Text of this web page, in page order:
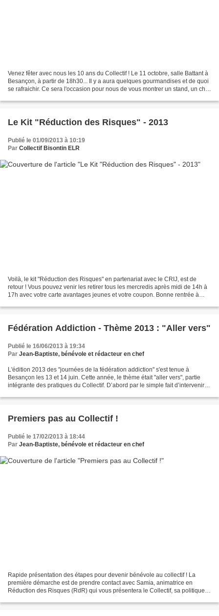
Venez fêter avec nous les 10 ans du Collectif ! Le 11 octobre, salle Battant à
Besançon, à partir de 18h30... Il y a aura quelques gourmandises et de quoi
se rafraichir. Ce sera l'occasion pour nous de vous montrer un stand, un chill
Le Kit "Réduction des Risques" - 2013
Publié le 01/09/2013 à 10:19
Par Collectif Bisontin ELR
Voilà, le kit "Réduction des Risques" en partenariat avec le CRIJ, est de
retour ! Vous pouvez venir les retirer tous les mercredis après midi de 14h à
17h avec votre carte avantages jeunes et votre coupon. Bonne rentrée à
Fédération Addiction - Thème 2013 : "Aller vers"
Publié le 16/06/2013 à 19:34
Par Jean-Baptiste, bénévole et rédacteur en chef
L'édition 2013 des "journées de la fédération addiction" s'est tenue à
Besançon les 13 et 14 juin. Cette année, le thème était "aller vers", partie
intégrante des pratiques du Collectif. D’abord par le simple fait d’intervenir
Premiers pas au Collectif !
Publié le 17/02/2013 à 18:44
Par Jean-Baptiste, bénévole et rédacteur en chef
Rapide présentation des étapes pour devenir bénévole au collectif ! La
première démarche est de prendre contact avec Samia, animatrice en
Réduction des Risques (RdR) qui vous présentera le Collectif, sa politique